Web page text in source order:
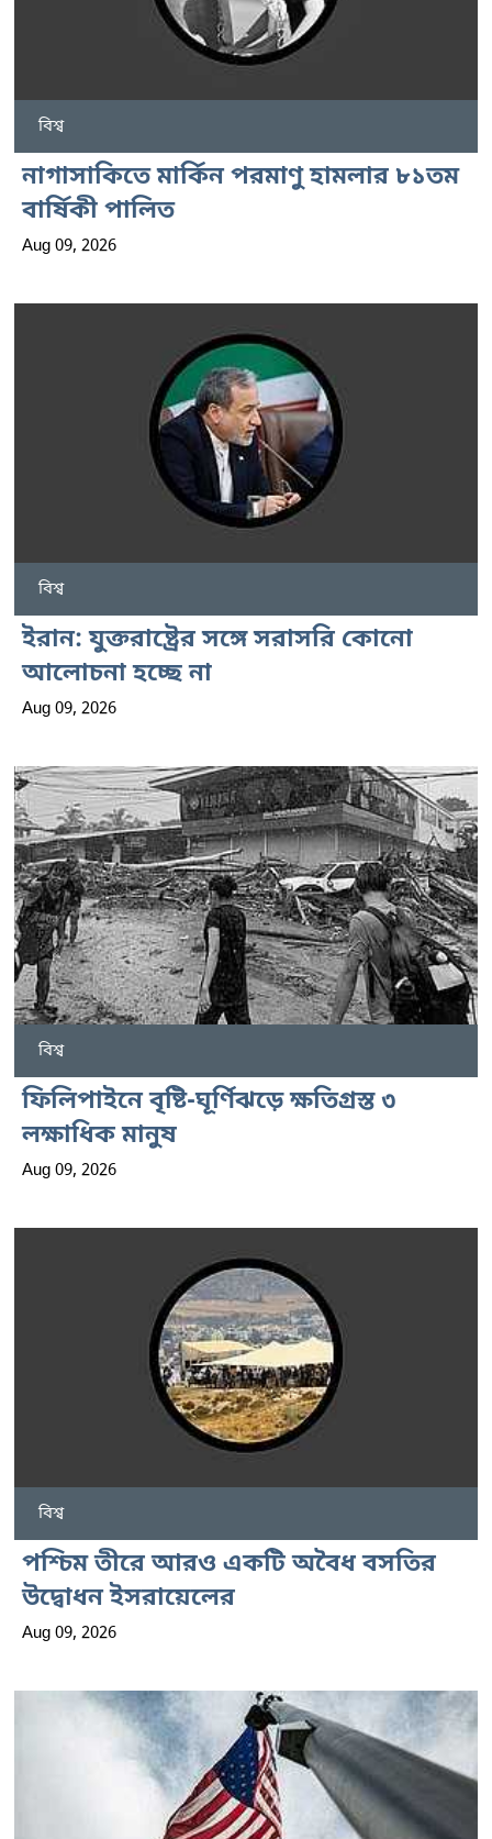
বিশ্ব
নাগাসাকিতে মার্কিন পরমাণু হামলার ৮১তম
বার্ষিকী পালিত
Aug 09, 2026
বিশ্ব
ইরান: যুক্তরাষ্ট্রের সঙ্গে সরাসরি কোনো
আলোচনা হচ্ছে না
Aug 09, 2026
বিশ্ব
ফিলিপাইনে বৃষ্টি-ঘূর্ণিঝড়ে ক্ষতিগ্রস্ত ৩
লক্ষাধিক মানুষ
Aug 09, 2026
বিশ্ব
পশ্চিম তীরে আরও একটি অবৈধ বসতির
উদ্বোধন ইসরায়েলের
Aug 09, 2026